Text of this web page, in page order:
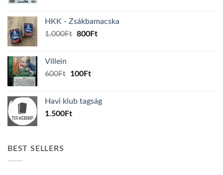
160Ft.150Ft.
HKK - Zsákbamacska
1.000Ft Original
800FtCurrent
Villein
600Ft
Original
600Ft.
100FtCurrent
100Ft.
Havi klub tagság
1.500Ft
BEST SELLERS